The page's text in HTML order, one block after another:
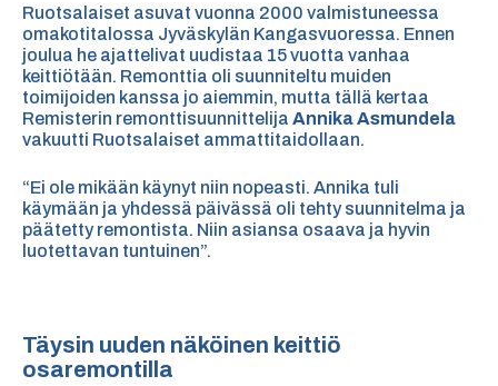
Ruotsalaiset asuvat vuonna 2000 valmistuneessa
omakotitalossa Jyväskylän Kangasvuoressa. Ennen
joulua he ajattelivat uudistaa 15 vuotta vanhaa
keittiötään. Remonttia oli suunniteltu muiden
toimijoiden kanssa jo aiemmin, mutta tällä kertaa
Remisterin remonttisuunnittelija Annika Asmundela
vakuutti Ruotsalaiset ammattitaidollaan.
“Ei ole mikään käynyt niin nopeasti. Annika tuli
käymään ja yhdessä päivässä oli tehty suunnitelma ja
päätetty remontista. Niin asiansa osaava ja hyvin
luotettavan tuntuinen”.
Täysin uuden näköinen keittiö
osaremontilla